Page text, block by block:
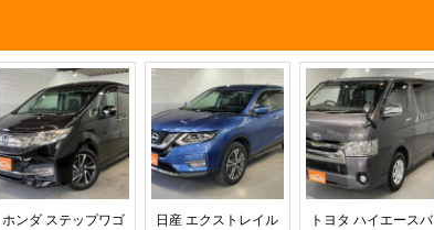
プ 純正マット 荷室マット
ホンダ ステップワゴ
日産 エクストレイル
トヨタ ハイエースバ